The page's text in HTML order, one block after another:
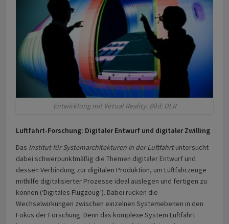
Entwicklung mit Virtual Reality. Bild: DLR
Luftfahrt-Forschung: Digitaler Entwurf und digitaler Zwilling
Das Institut für Systemarchitekturen in der Luftfahrtuntersucht
dabei schwerpunktmäßig die Themen digitaler Entwurf und
dessen Verbindung zur digitalen Produktion, um Luftfahrzeuge
mithilfe digitalisierter Prozesse ideal auslegen und fertigen zu
können (‘Digitales Flugzeug’). Dabei rücken die
Wechselwirkungen zwischen einzelnen Systemebenen in den
Fokus der Forschung. Denn das komplexe System Luftfahrt